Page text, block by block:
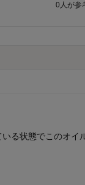
0 人が参
る状態でこのオ